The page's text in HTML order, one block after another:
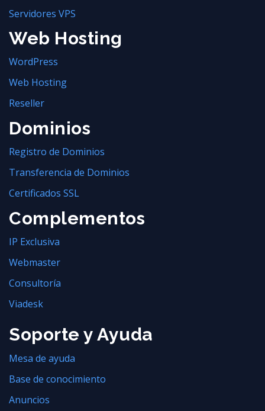
Servidores VPS
Web Hosting
WordPress
Web Hosting
Reseller
Dominios
Registro de Dominios
Transferencia de Dominios
Certificados SSL
Complementos
IP Exclusiva
Webmaster
Consultoría
Viadesk
Soporte y Ayuda
Mesa de ayuda
Base de conocimiento
Anuncios